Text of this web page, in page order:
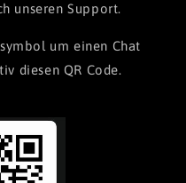
unseren Support.
um einen Chat
diesen QR Code.